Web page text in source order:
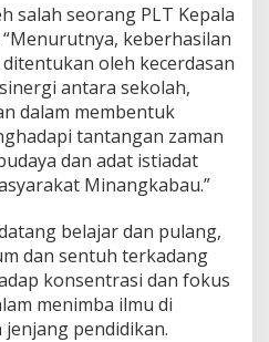
salah seorang PLT Kepala
keberhasilan
oleh kecerdasan
antara sekolah,
dalam membentuk
tantangan zaman
dan adat istiadat
Minangkabau.”
belajar dan pulang,
dan sentuh terkadang
konsentrasi dan fokus
menimba ilmu di
pendidikan.